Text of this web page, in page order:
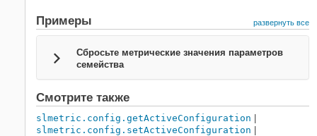
Примеры развернуть все
Сбросьте метрические значения параметров
семейства
Смотрите также
slmetric.config.getActiveConfiguration
slmetric.config.setActiveConfiguration